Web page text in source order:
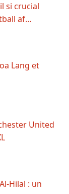
si crucial
af…
Lang et
United
Hilal : un